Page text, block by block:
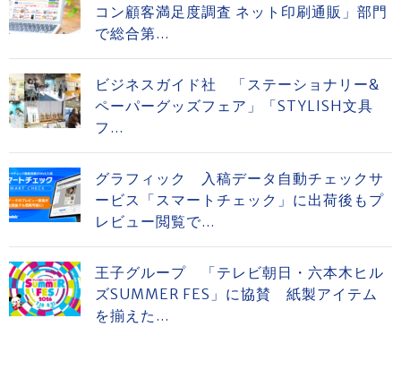
コン顧客満足度調査 ネット印刷通販」部門
で総合第...
ビジネスガイド社 「ステーショナリー&
ペーパーグッズフェア」「STYLISH文具
フ...
グラフィック 入稿データ自動チェックサ
ービス「スマートチェック」に出荷後もプ
レビュー閲覧で...
王子グループ 「テレビ朝日・六本木ヒル
ズSUMMER FES」に協賛 紙製アイテム
を揃えた...